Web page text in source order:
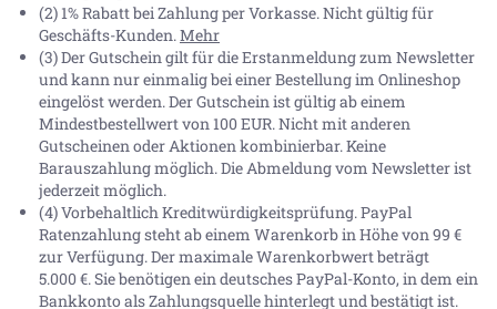
(2) 1% Rabatt bei Zahlung per Vorkasse. Nicht gültig für
Geschäfts-Kunden.Mehr
(3) Der Gutschein gilt für die Erstanmeldung zum Newsletter
und kann nur einmalig bei einer Bestellung im Onlineshop
eingelöst werden. Der Gutschein ist gültig ab einem
Mindestbestellwert von 100 EUR. Nicht mit anderen
Gutscheinen oder Aktionen kombinierbar. Keine
Barauszahlung möglich. Die Abmeldung vom Newsletter ist
jederzeit möglich.
(4) Vorbehaltlich Kreditwürdigkeitsprüfung. PayPal
Ratenzahlung steht ab einem Warenkorb in Höhe von99 €
zur Verfügung. Der maximale Warenkorbwert beträgt
5.000 €. Sie benötigen ein deutsches PayPal-Konto, in dem ein
Bankkonto als Zahlungsquelle hinterlegt und bestätigt ist.